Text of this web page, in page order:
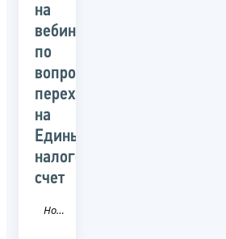
на
вебинар
по
вопросам
перехода
на
Единый
налоговый
счет
Новость